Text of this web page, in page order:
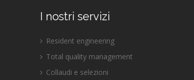
I nostri servizi
Resident engineering
Total quality management
Collaudi e selezioni